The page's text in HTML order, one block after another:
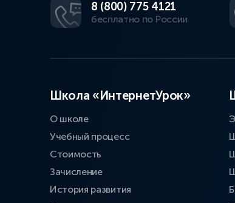
8 (800) 775 4121
бесплатно по России
Школа «ИнтернетУрок»
О школе
Учебный процесс
Стоимость
Зачисление
История развития